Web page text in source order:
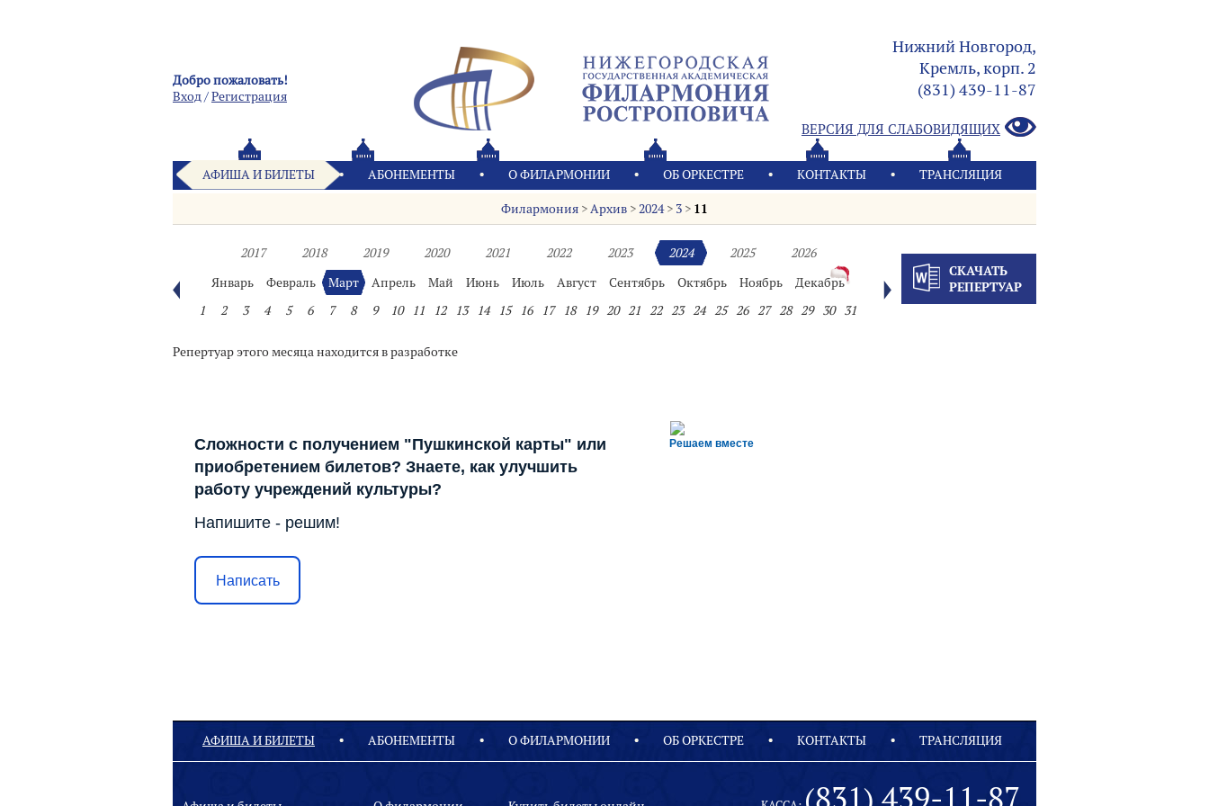
Добро пожаловать!
Вход/Pегистрация
Нижний Новгород,
Кремль, корп. 2
(831) 439-11-87
ВЕРСИЯ ДЛЯ СЛАБОВИДЯЩИХ
АФИША И БИЛЕТЫ АБОНЕМЕНТЫ О ФИЛАРМОНИИ OБ ОРКЕСТРЕ КОНТАКТЫ ТРАНСЛЯЦИЯ
Филармония >Архив >2024> 3 > 11
2017 2018 2019 2020 2021 2022 2023 2024 2025
2026
Январь
Февраль Март Апрель Май Июнь Июль Август Сентябрь Октябрь Ноябрь
Декабрь
1
2 3 4 5 6 7 8 9 10 11 12 13 14 15 16 17 18 19 20 21 22 23 24 25 26 27 28 29 30 31
СКАЧАТЬ
РЕПЕРТУАР
Репертуар этого месяца находится в разработке
Решаем вместе
Сложности с получением "Пушкинской карты" или
приобретением билетов? Знаете, как улучшить
работу учреждений культуры?
Напишите - решим!
Написать
АФИША И БИЛЕТЫ АБОНЕМЕНТЫ О ФИЛАРМОНИИ OБ ОРКЕСТРЕ КОНТАКТЫ ТРАНСЛЯЦИЯ